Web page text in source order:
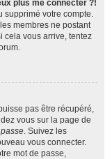
plus me connecter ?!
supprimé votre compte.
membres ne postant
cela vous arrive, tentez
pas être récupéré,
vous sur la page de
. Suivez les
vous connecter.
mot de passe,